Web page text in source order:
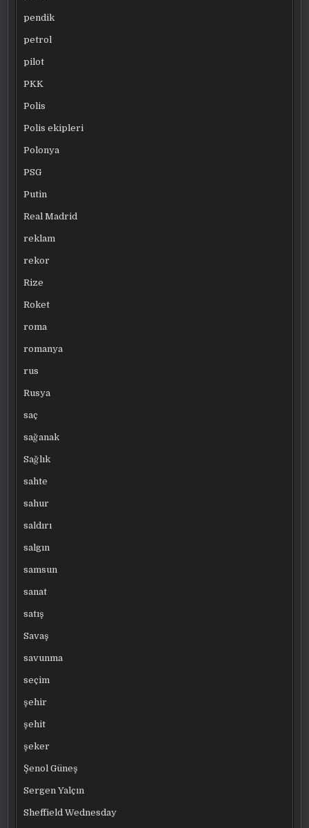
pendik
petrol
pilot
PKK
Polis
Polis ekipleri
Polonya
PSG
Putin
Real Madrid
reklam
rekor
Rize
Roket
roma
romanya
rus
Rusya
saç
sağanak
Sağlık
sahte
sahur
saldırı
salgın
samsun
sanat
satış
Savaş
savunma
seçim
şehir
şehit
şeker
Şenol Güneş
Sergen Yalçın
Sheffield Wednesday